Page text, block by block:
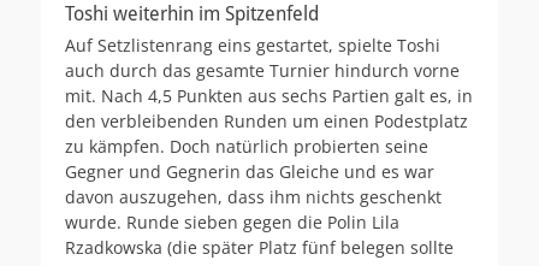
Toshi weiterhin im Spitzenfeld
Auf Setzlistenrang eins gestartet, spielte Toshi
auch durch das gesamte Turnier hindurch vorne
mit. Nach 4,5 Punkten aus sechs Partien galt es, in
den verbleibenden Runden um einen Podestplatz
zu kämpfen. Doch natürlich probierten seine
Gegner und Gegnerin das Gleiche und es war
davon auszugehen, dass ihm nichts geschenkt
wurde. Runde sieben gegen die Polin Lila
Rzadkowska (die später Platz fünf belegen sollte